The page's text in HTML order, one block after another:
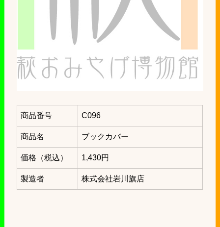
商品番号 C096
商品名 ブックカバー
価格（税込） 1,430円
製造者 株式会社岩川旗店